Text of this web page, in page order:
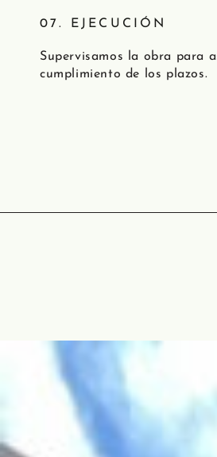
07. EJECUCIÓN
Supervisamos la obra para
cumplimiento de los plazos.